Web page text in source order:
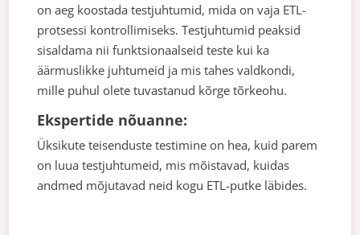
on aeg koostada testjuhtumid, mida on vaja ETL-
protsessi kontrollimiseks. Testjuhtumid peaksid
sisaldama nii funktsionaalseid teste kui ka
äärmuslikke juhtumeid ja mis tahes valdkondi,
mille puhul olete tuvastanud kõrge tõrkeohu.
Ekspertide nõuanne:
Üksikute teisenduste testimine on hea, kuid parem
on luua testjuhtumeid, mis mõistavad, kuidas
andmed mõjutavad neid kogu ETL-putke läbides.